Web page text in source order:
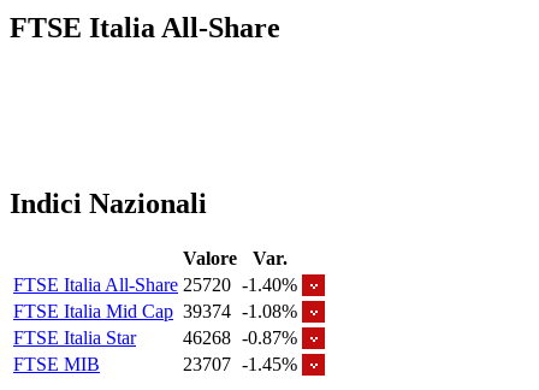
FTSE Italia All-Share
Indici Nazionali
Valore
Var.
FTSE Italia All-Share 25720 -1.40%
FTSE Italia Mid Cap 39374 -1.08%
FTSE Italia Star
46268 -0.87%
FTSE MIB
23707 -1.45%